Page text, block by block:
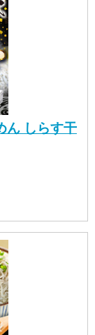
ん しらす干